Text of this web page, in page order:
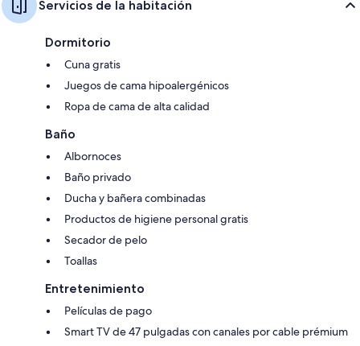
Servicios de la habitación
Dormitorio
Cuna gratis
Juegos de cama hipoalergénicos
Ropa de cama de alta calidad
Baño
Albornoces
Baño privado
Ducha y bañera combinadas
Productos de higiene personal gratis
Secador de pelo
Toallas
Entretenimiento
Películas de pago
Smart TV de 47 pulgadas con canales por cable prémium